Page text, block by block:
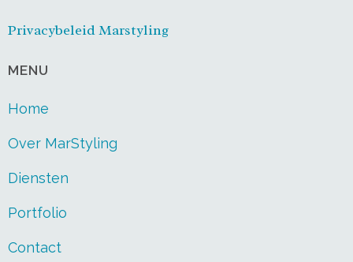
Privacybeleid Marstyling
MENU
Home
Over MarStyling
Diensten
Portfolio
Contact